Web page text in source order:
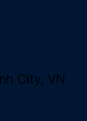
City, VN